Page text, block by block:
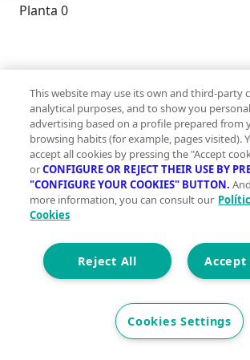
Planta 0
162 m2
Construidos
Et. Energética Cons. G
Precio
This website may use its own and third-party
analytical purposes, and to show you
advertising based on a profile prepared from
browsing habits (for example, pages visited).
accept all cookies by pressing the "Accept
orCONFIGURE OR REJECT THEIR USE BY
"CONFIGURE YOUR COOKIES" BUTTON.
more information, you can consult our
Cookies
Accept
Reject All
Cookies Settings